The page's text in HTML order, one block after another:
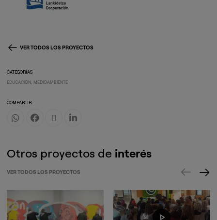
VER TODOS LOS PROYECTOS
CATEGORÍAS
EDUCACIÓN MEDIOAMBIENTE
COMPARTIR
Otros proyectos de interés
VER TODOS LOS PROYECTOS